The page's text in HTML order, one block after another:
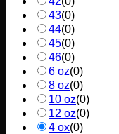
43(0)
44(0)
45(0)
46(0)
6 oz(0)
8 oz(0)
10 oz(0)
12 oz(0)
4 ox(0)